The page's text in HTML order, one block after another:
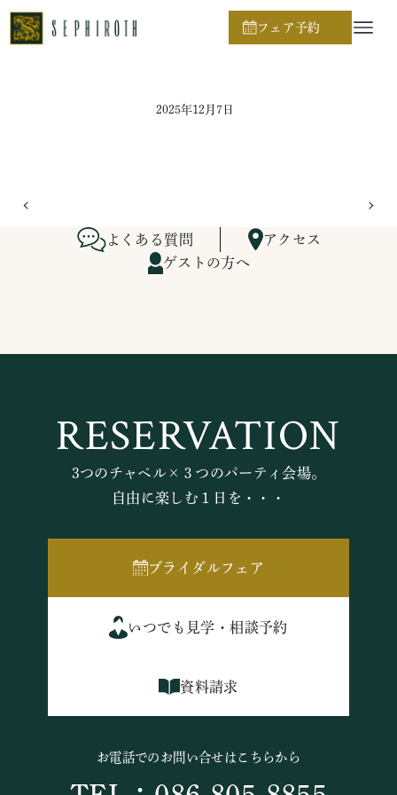
フェア予約
ホーム
2025年12月7日
よくある質問
アクセス
ゲストの方へ
RESERVATION
3つのチャペル×３つのパーティ会場。
自由に楽しむ１日を・・・
ブライダルフェア
いつでも見学・相談予約
資料請求
お電話でのお問い合せはこちらから